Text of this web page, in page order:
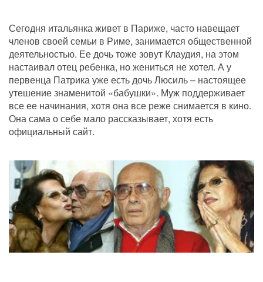
Сегодня итальянка живет в Париже, часто навещает
членов своей семьи в Риме, занимается общественной
деятельностью. Ее дочь тоже зовут Клаудия, на этом
настаивал отец ребенка, но жениться не хотел. А у
первенца Патрика уже есть дочь Люсиль – настоящее
утешение знаменитой «бабушки». Муж поддерживает
все ее начинания, хотя она все реже снимается в кино.
Она сама о себе мало рассказывает, хотя есть
официальный сайт.